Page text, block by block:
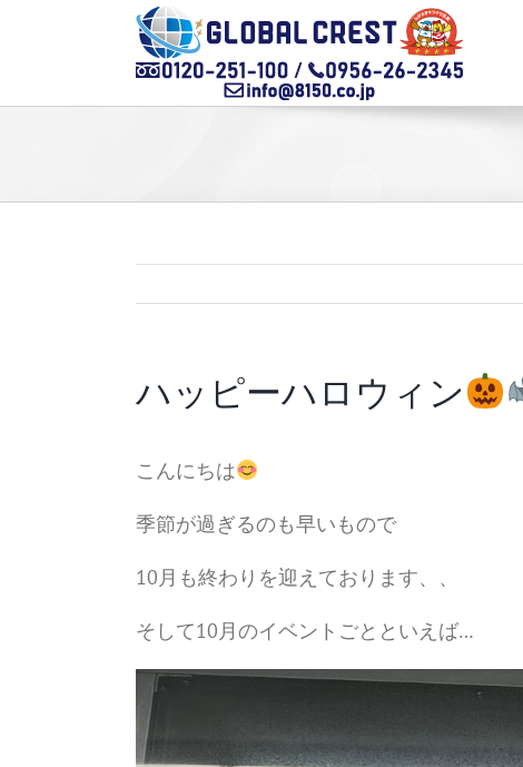
ハッピーハロウィン
こんにちは
季節が過ぎるのも早いもので
10月も終わりを迎えております、、
そして10月のイベントごとといえば…